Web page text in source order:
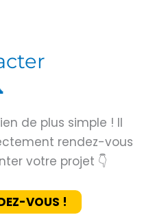
de plus simple ! Il
rendez-vous
votre projet 👇
VOUS !